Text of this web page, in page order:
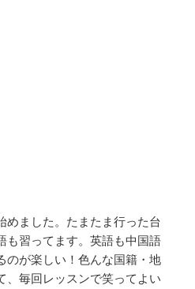
めました。たまたま行った台
も習ってます。英語も中国語
のが楽しい！色んな国籍・地
、毎回レッスンで笑ってよい